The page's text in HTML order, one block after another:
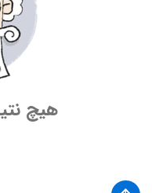
هیچ